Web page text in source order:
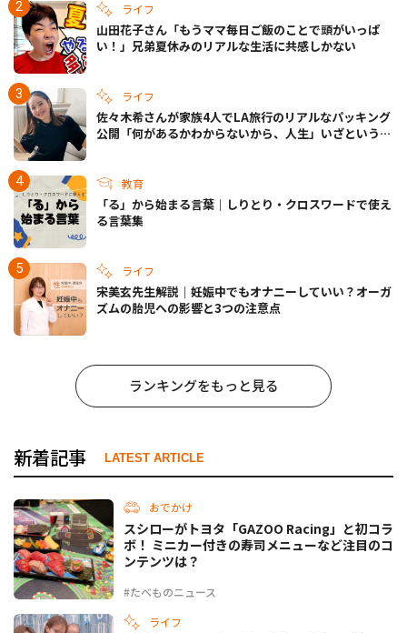
ライフ
山田花子さん「もうママ毎日ご飯のことで頭がいっぱ
い！」兄弟夏休みのリアルな生活に共感しかない
ライフ
佐々木希さんが家族4人でLA旅行のリアルなパッキング
公開「何があるかわからないから、人生」いざというと
教育
「る」から始まる言葉｜しりとり・クロスワードで使え
る言葉集
ライフ
宋美玄先生解説｜妊娠中でもオナニーしていい？オーガ
ズムの胎児への影響と3つの注意点
ランキングをもっと見る
新着記事 LATEST ARTICLE
おでかけ
#たべものニュース
スシローがトヨタ「GAZOO Racing」と初コラ
ボ！ ミニカー付きの寿司メニューなど注目のコ
ンテンツは？
ライフ